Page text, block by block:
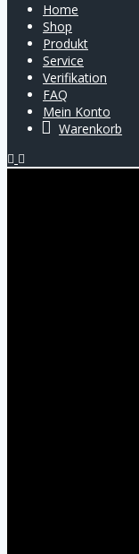
Home
Shop
Produkt
Service
Verifikation
FAQ
Mein Konto
Warenkorb